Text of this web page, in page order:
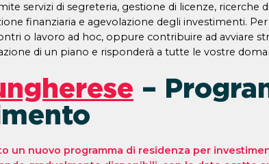
servizi di segreteria, gestione di licenze, ricerche
finanziaria e agevolazione degli investimenti.
o lavoro ad hoc, oppure contribuire ad avviare
di un piano e risponderà a tutte le vostre
–
un nuovo programma di residenza per